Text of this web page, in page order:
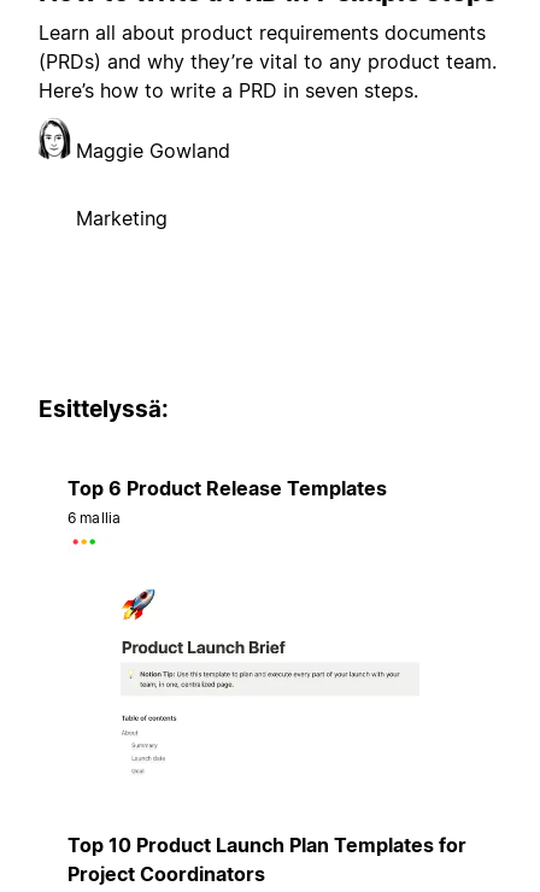
Learn all about product requirements documents
(PRDs) and why they’re vital to any product team.
Here’s how to write a PRD in seven steps.
Maggie Gowland
Marketing
Esittelyssä:
Top 6 Product Release Templates
6 mallia
Top 10 Product Launch Plan Templates for
Project Coordinators